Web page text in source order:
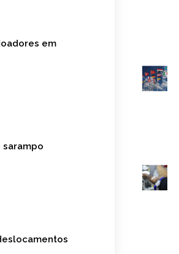
em
sarampo